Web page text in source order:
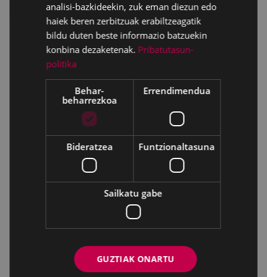
analisi-bazkideekin, zuk eman diezun edo
haiek beren zerbitzuak erabiltzeagatik
bildu duten beste informazio batzuekin
konbina dezaketenak. Pribatutasun-
politika
Behar-
beharrezkoa
Errendimendua
Bideratzea Funtzionaltasuna
Sailkatu gabe
GUZTIAK ONARTU